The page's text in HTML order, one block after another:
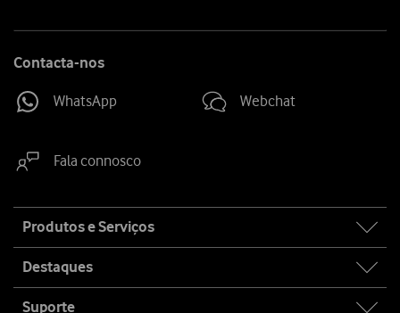
Contacta-nos
WhatsApp Webchat
Fala connosco
map
Produtos e Serviços
Destaques
Suporte